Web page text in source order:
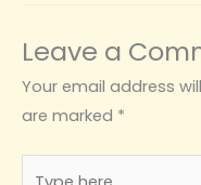
Leave a
Your email address
are marked *